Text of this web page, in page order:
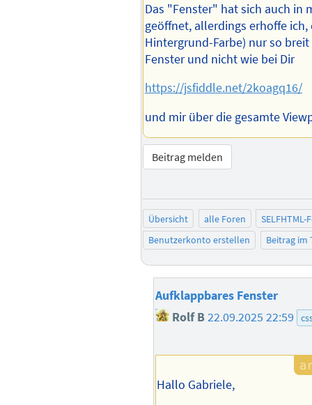
Das "Fenster" hat sich auch in
geöffnet, allerdings erhoffe ich,
Hintergrund-Farbe) nur so
Fenster und nicht wie bei Dir
https://jsfiddle.net/2koagq16/
und mir über die gesamte
Beitrag melden
Übersicht alle Foren
SELFHTML-
Benutzerkonto erstellen
Beitrag im
Aufklappbares Fenster
Rolf B22.09.2025 22:59
Hallo Gabriele,